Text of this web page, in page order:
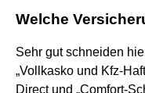
Welche
Sehr gut schneiden
„Vollkasko und Kfz-
Direct und „Comfort-